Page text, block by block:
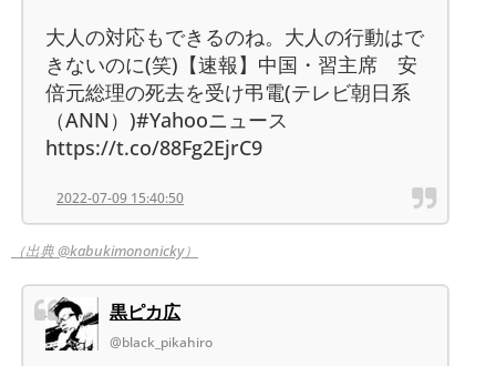
大人の対応もできるのね。大人の行動はで
きないのに(笑)【速報】中国・習主席 安
倍元総理の死去を受け弔電(テレビ朝日系
（ANN）)#Yahooニュース
https://t.co/88Fg2EjrC9
2022-07-09 15:40:50
（出典 @kabukimononicky）
黒ピカ広
@black_pikahiro